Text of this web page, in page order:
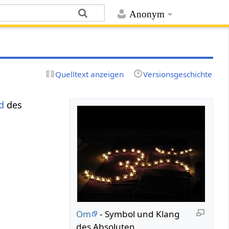
Anonym
Quelltext anzeigen Versionsgeschichte
Om
- Symbol und Klang
des Absoluten
des